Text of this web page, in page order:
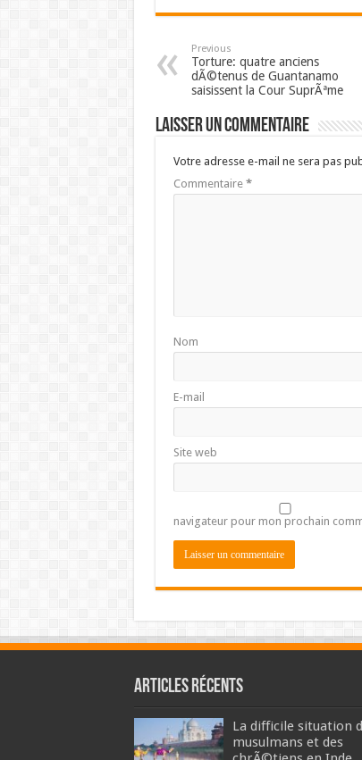
Previous
Torture: quatre anciens
dÃ©tenus de Guantanamo
saisissent la Cour SuprÃªme
Laisser un commentaire
Votre adresse e-mail ne sera pas
Commentaire *
Nom
E-mail
Site web
navigateur pour mon prochain
Articles récents
La difficile situation
musulmans et des